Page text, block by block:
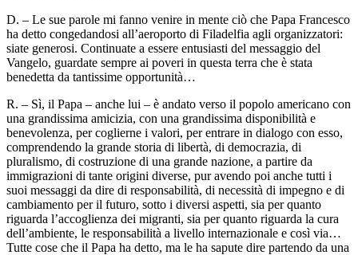
D. – Le sue parole mi fanno venire in mente ciò che Papa Francesco
ha detto congedandosi all’aeroporto di Filadelfia agli organizzatori:
siate generosi. Continuate a essere entusiasti del messaggio del
Vangelo, guardate sempre ai poveri in questa terra che è stata
benedetta da tantissime opportunità…
R. – Sì, il Papa – anche lui – è andato verso il popolo americano con
una grandissima amicizia, con una grandissima disponibilità e
benevolenza, per coglierne i valori, per entrare in dialogo con esso,
comprendendo la grande storia di libertà, di democrazia, di
pluralismo, di costruzione di una grande nazione, a partire da
immigrazioni di tante origini diverse, pur avendo poi anche tutti i
suoi messaggi da dire di responsabilità, di necessità di impegno e di
cambiamento per il futuro, sotto i diversi aspetti, sia per quanto
riguarda l’accoglienza dei migranti, sia per quanto riguarda la cura
dell’ambiente, le responsabilità a livello internazionale e così via…
Tutte cose che il Papa ha detto, ma le ha sapute dire partendo da una